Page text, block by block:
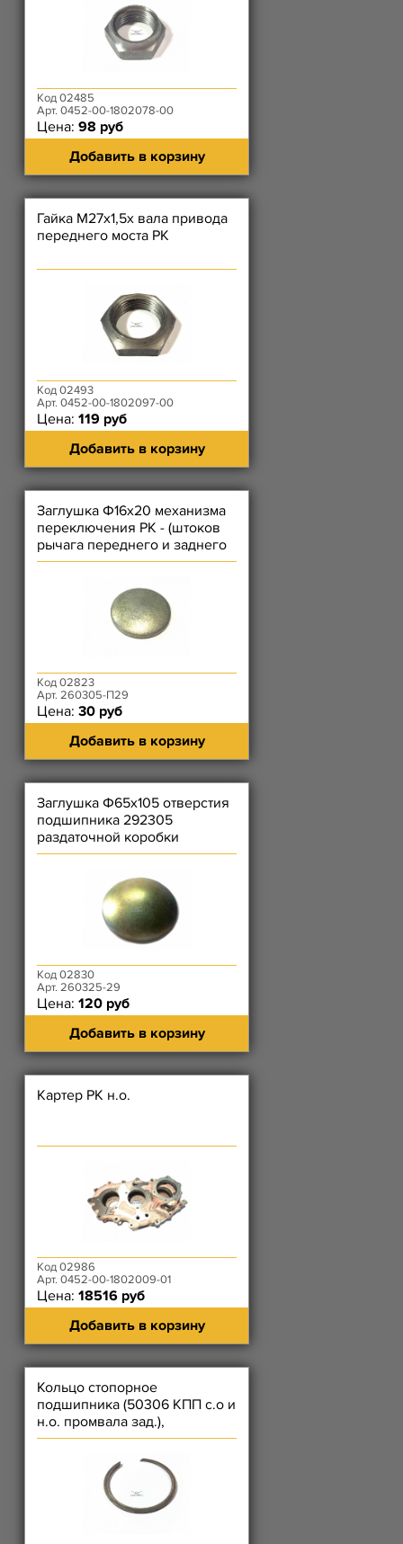
Код 02485
Арт. 0452-00-1802078-00
Цена: 98 руб
Добавить в корзину
Гайка М27х1,5х вала привода
переднего моста РК
Код 02493
Арт. 0452-00-1802097-00
Цена: 119 руб
Добавить в корзину
Заглушка Ф16х20 механизма
переключения РК - (штоков
рычага переднего и заднего
мостов)
Код 02823
Арт. 260305-П29
Цена: 30 руб
Добавить в корзину
Заглушка Ф65х105 отверстия
подшипника 292305
раздаточной коробки
Код 02830
Арт. 260325-29
Цена: 120 руб
Добавить в корзину
Картер РК н.о.
Код 02986
Арт. 0452-00-1802009-01
Цена: 18516 руб
Добавить в корзину
Кольцо стопорное
подшипника (50306 КПП с.о и
н.о. промвала зад.),
(3056207К КПП н.о. втор вала